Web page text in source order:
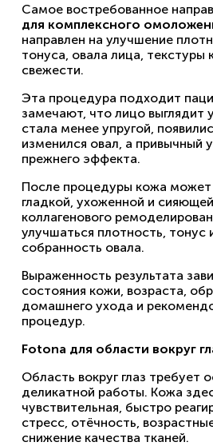
Самое востребованное
для комплексного
направлен на улучшение
тонуса, овала лица, текстуры
свежести.
Эта процедура подходит
замечают, что лицо выглядит
стала менее упругой,
изменился овал, а привычный
прежнего эффекта.
После процедуры кожа может
гладкой, ухоженной и
коллагенового
улучшаться плотность, тонус
собранность овала.
Выраженность результата
состояния кожи, возраста,
домашнего ухода и
процедур.
Fotona для области вокруг
Область вокруг глаз требует
деликатной работы. Кожа
чувствительная, быстро
стресс, отёчность,
снижение качества тканей.